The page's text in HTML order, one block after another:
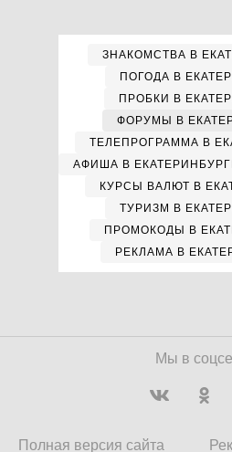
ЗНАКОМСТВА В
ПОГОДА В
ПРОБКИ В
ФОРУМЫ В
ТЕЛЕПРОГРАММА В
АФИША В
КУРСЫ ВАЛЮТ В
ТУРИЗМ В
ПРОМОКОДЫ В
РЕКЛАМА В
Мы в
Полная версия сайта